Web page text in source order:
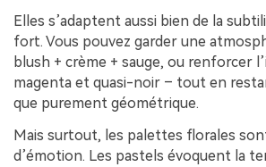
Elles s’adaptent aussi bien de la
fort. Vous pouvez garder une
blush + crème + sauge, ou renforcer
magenta et quasi-noir – tout en
que purement géométrique.
Mais surtout, les palettes florales
d’émotion. Les pastels évoquent la